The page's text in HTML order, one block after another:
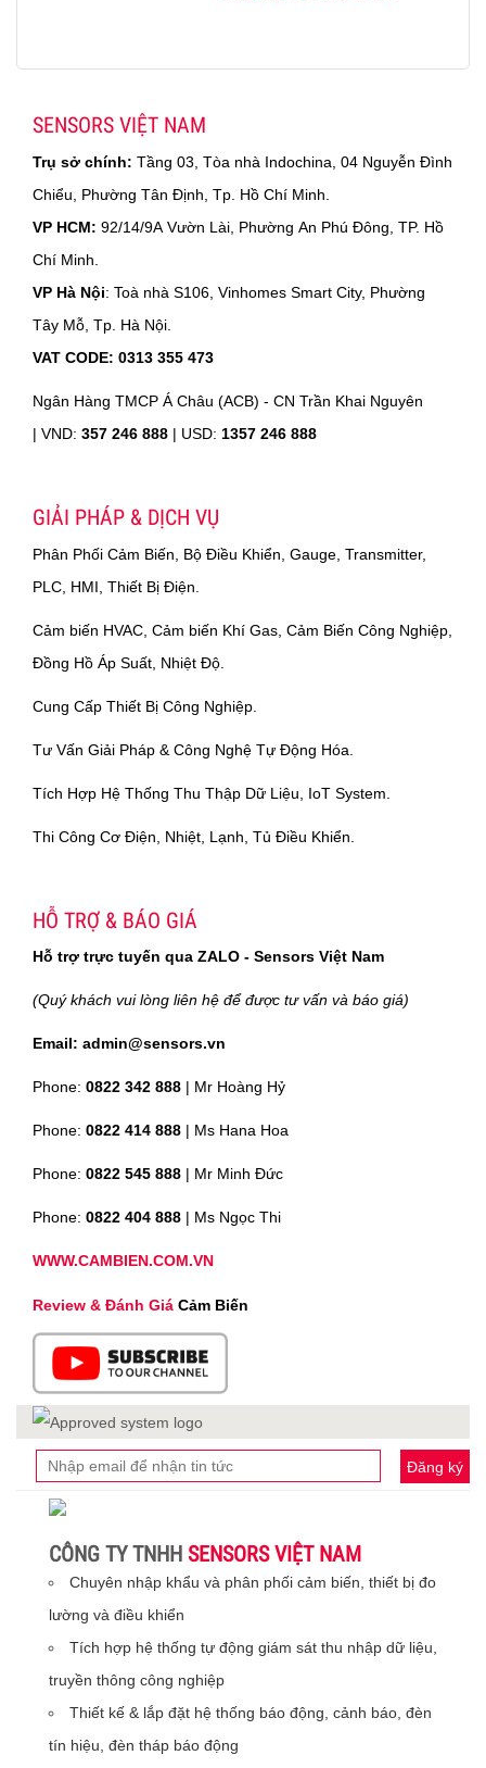
SENSORS VIỆT NAM
Trụ sở chính: Tầng 03, Tòa nhà Indochina, 04 Nguyễn Đình
Chiểu, Phường Tân Định, Tp. Hồ Chí Minh.
VP HCM: 92/14/9A Vườn Lài, Phường An Phú Đông, TP. Hồ
Chí Minh.
VP Hà Nội: Toà nhà S106, Vinhomes Smart City, Phường
Tây Mỗ, Tp. Hà Nội.
VAT CODE: 0313 355 473
Ngân Hàng TMCP Á Châu (ACB) - CN Trần Khai Nguyên
| VND: 357 246 888 | USD: 1357 246 888
GIẢI PHÁP & DỊCH VỤ
Phân Phối Cảm Biến, Bộ Điều Khiển, Gauge, Transmitter,
PLC, HMI, Thiết Bị Điện.
Cảm biến HVAC, Cảm biến Khí Gas, Cảm Biến Công Nghiệp,
Đồng Hồ Áp Suất, Nhiệt Độ.
Cung Cấp Thiết Bị Công Nghiệp.
Tư Vấn Giải Pháp & Công Nghệ Tự Động Hóa.
Tích Hợp Hệ Thống Thu Thập Dữ Liệu, IoT System.
Thi Công Cơ Điện, Nhiệt, Lạnh, Tủ Điều Khiển.
HỖ TRỢ & BÁO GIÁ
Hỗ trợ trực tuyến qua ZALO - Sensors Việt Nam
(Quý khách vui lòng liên hệ để được tư vấn và báo giá)
Email: admin@sensors.vn
Phone: 0822 342 888 | Mr Hoàng Hỷ
Phone: 0822 414 888 | Ms Hana Hoa
Phone: 0822 545 888 | Mr Minh Đức
Phone: 0822 404 888 | Ms Ngọc Thi
WWW.CAMBIEN.COM.VN
Review & Đánh Giá Cảm Biến
Đăng ký
CÔNG TY TNHH SENSORS VIỆT NAM
Chuyên nhập khẩu và phân phối cảm biến, thiết bị đo
lường và điều khiển
Tích hợp hệ thống tự động giám sát thu nhập dữ liệu,
truyền thông công nghiệp
Thiết kế & lắp đặt hệ thống báo động, cảnh báo, đèn
tín hiệu, đèn tháp báo động